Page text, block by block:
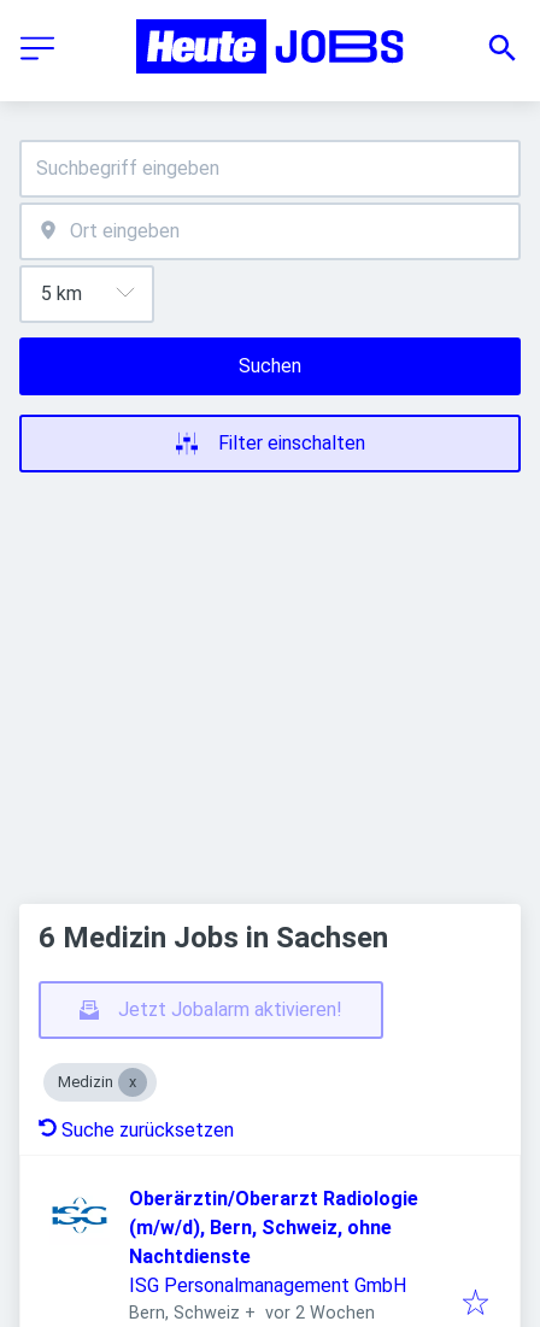
Suchen
Filter einschalten
6 Medizin Jobs in Sachsen
Jetzt Jobalarm aktivieren!
Medizin
Suche zurücksetzen
Oberärztin/Oberarzt Radiologie
(m/w/d), Bern, Schweiz, ohne
Nachtdienste
ISG Personalmanagement GmbH
Bern, Schweiz + Veröffentlicht
vor 2 Wochen